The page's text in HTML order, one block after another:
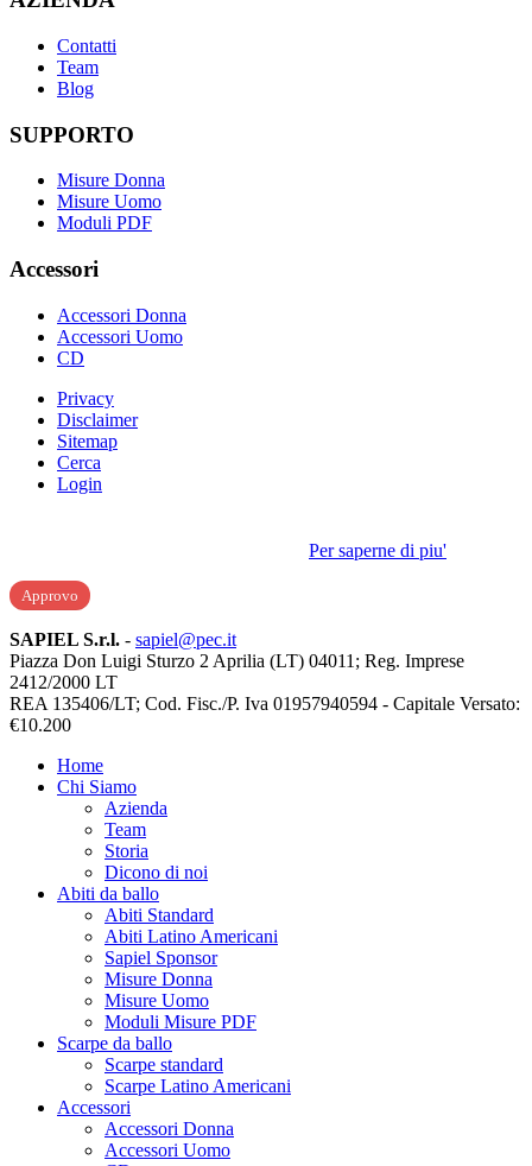
Contatti
Team
Blog
SUPPORTO
Misure Donna
Misure Uomo
Moduli PDF
Accessori
Accessori Donna
Accessori Uomo
CD
Privacy
Disclaimer
Sitemap
Cerca
Login
Per saperne di piu'
Approvo
SAPIEL S.r.l. - sapiel@pec.it
Piazza Don Luigi Sturzo 2 Aprilia (LT) 04011; Reg. Imprese
2412/2000 LT
REA 135406/LT; Cod. Fisc./P. Iva 01957940594 - Capitale Versato:
€10.200
Home
Chi Siamo
Azienda
Team
Storia
Dicono di noi
Abiti da ballo
Abiti Standard
Abiti Latino Americani
Sapiel Sponsor
Misure Donna
Misure Uomo
Moduli Misure PDF
Scarpe da ballo
Scarpe standard
Scarpe Latino Americani
Accessori
Accessori Donna
Accessori Uomo